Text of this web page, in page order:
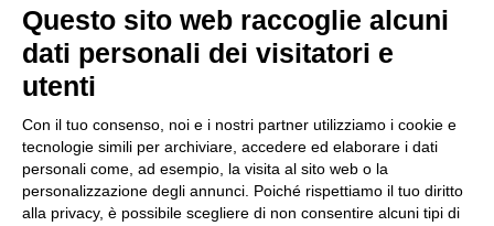
Facebook
Linkedin
I nostri punti di ritiro e spedizione pacchi nelle
maggiori città italiane
Torino|Milano|Roma|Bologna|Firenze| Genova
Napoli|Varese
Questo sito web raccoglie alcuni
dati personali dei visitatori e
utenti
Con il tuo consenso, noi e i nostri partner utilizziamo i cookie e
tecnologie simili per archiviare, accedere ed elaborare i dati
personali come, ad esempio, la visita al sito web o la
personalizzazione degli annunci. Poiché rispettiamo il tuo diritto
alla privacy, è possibile scegliere di non consentire alcuni tipi di